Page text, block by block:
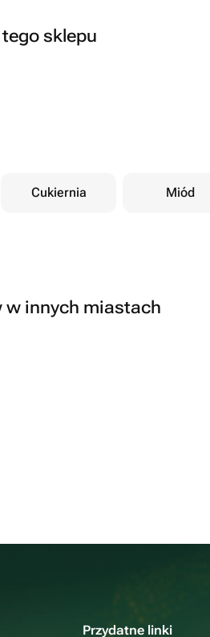
sklepu
Cukiernia Miód
innych miastach
Przydatne linki